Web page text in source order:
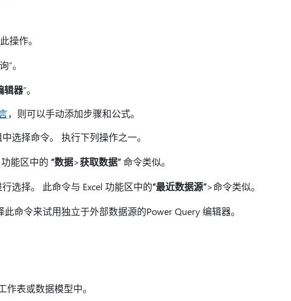
操作。
”。
辑器”。
，则可以手动添加步骤和公式。
选择命令。 执行下列操作之一。
能区中的 “数据>获取数据”命令类似。
选择。 此命令与 Excel 功能区中的“最近数据源”>命令类似。
命令来试用独立于外部数据源的Power Query 编辑器。
表或数据模型中。